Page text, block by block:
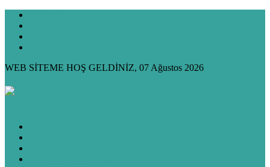
WEB SİTEME HOŞ GELDİNİZ, 07 Ağustos 2026